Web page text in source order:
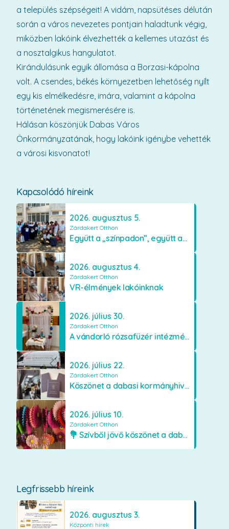
Kapcsolódó híreink
2026. augusztus 5.
Zárdakert Otthon
Együtt a „színpadon”, együtt az élményekért 🎭✨
2026. augusztus 4.
Zárdakert Otthon
VR-élmények lakóinknak
2026. július 30.
Zárdakert Otthon
A vándorló rózsafüzér intézményünkben
2026. július 22.
Zárdakert Otthon
Köszönet a dabasi kormányhivatal munkatársainak
2026. július 10.
Zárdakert Otthon
💐 Szívből jövő köszönet a dabasi Orimamiknak! 💐
Legfrissebb híreink
2026. augusztus 3.
Központi hírek
a település szépségeit! A vidám, napsütéses délután
során a város nevezetes pontjain haladtunk végig,
miközben lakóink élvezhették a kellemes utazást és
a nosztalgikus hangulatot.
Kirándulásunk egyik állomása a Borzasi-kápolna
volt. A csendes, békés környezetben lehetőség nyílt
egy kis elmélkedésre, imára, valamint a kápolna
történetének megismerésére is.
Hálásan köszönjük Dabas Város
Önkormányzatának, hogy lakóink igénybe vehették
a városi kisvonatot!